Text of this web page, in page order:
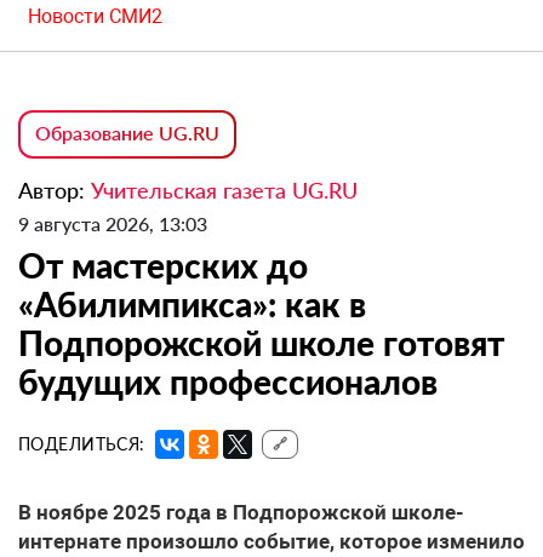
Новости СМИ2
Образование UG.RU
Автор: Учительская газета UG.RU
9 августа 2026, 13:03
От мастерских до
«Абилимпикса»: как в
Подпорожской школе готовят
будущих профессионалов
ПОДЕЛИТЬСЯ: 🔗
В ноябре 2025 года в Подпорожской школе-
интернате произошло событие, которое изменило